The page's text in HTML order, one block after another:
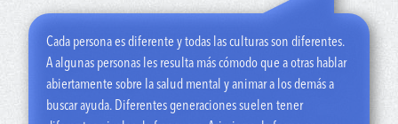
incomodidad. Es como aprender un deporte, debes practicar y
“La terapia grupal también es una opción. Es otra forma de
conectarse con un profesional de salud mental, pero también
de escuchar las experiencias de tus compañeros, lo que puede
Cada persona es diferente y todas las culturas son diferentes.
A algunas personas les resulta más cómodo que a otras hablar
abiertamente sobre la salud mental y animar a los demás a
buscar ayuda. Diferentes generaciones suelen tener